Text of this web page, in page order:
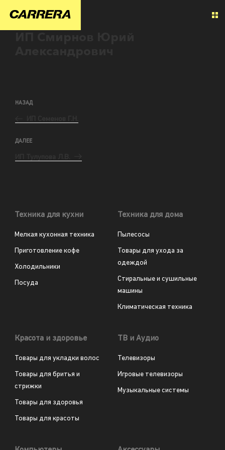
НАЗАД
ДАЛЕЕ
Техника для кухни
Мелкая кухонная техника
Приготовление кофе
Холодильники
Посуда
Техника для дома
Пылесосы
Товары для ухода за
одеждой
Стиральные и сушильные
машины
Климатическая техника
Красота и здоровье
Товары для укладки волос
Товары для бритья и
стрижки
Товары для здоровья
Товары для красоты
ТВ и Аудио
Телевизоры
Игровые телевизоры
Музыкальные системы